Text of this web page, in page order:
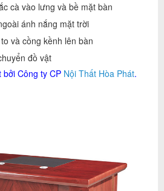
cà vào lưng và bề mặt bàn
ánh nắng mặt trời
và cồng kềnh lên bàn
đồ vật
Công ty CP Nội Thất Hòa Phát.